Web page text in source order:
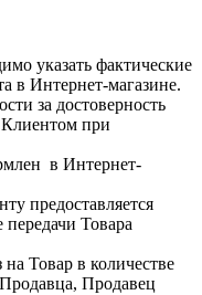
указать фактические
в Интернет-магазине.
за достоверность
при
в Интернет-
предоставляется
Товара
Товар в количестве
Продавец